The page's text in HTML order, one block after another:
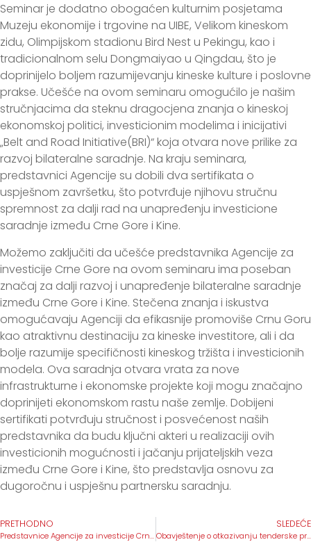
Seminar je dodatno obogaćen kulturnim posjetama
Muzeju ekonomije i trgovine na UIBE, Velikom kineskom
zidu, Olimpijskom stadionu Bird Nest u Pekingu, kao i
tradicionalnom selu Dongmaiyao u Qingdau, što je
doprinijelo boljem razumijevanju kineske kulture i poslovne
prakse. Učešće na ovom seminaru omogućilo je našim
stručnjacima da steknu dragocjena znanja o kineskoj
ekonomskoj politici, investicionim modelima i inicijativi
„Belt and Road Initiative(BRI)“ koja otvara nove prilike za
razvoj bilateralne saradnje. Na kraju seminara,
predstavnici Agencije su dobili dva sertifikata o
uspješnom završetku, što potvrđuje njihovu stručnu
spremnost za dalji rad na unapređenju investicione
saradnje između Crne Gore i Kine.
Možemo zaključiti da učešće predstavnika Agencije za
investicije Crne Gore na ovom seminaru ima poseban
značaj za dalji razvoj i unapređenje bilateralne saradnje
između Crne Gore i Kine. Stečena znanja i iskustva
omogućavaju Agenciji da efikasnije promoviše Crnu Goru
kao atraktivnu destinaciju za kineske investitore, ali i da
bolje razumije specifičnosti kineskog tržišta i investicionih
modela. Ova saradnja otvara vrata za nove
infrastrukturne i ekonomske projekte koji mogu značajno
doprinijeti ekonomskom rastu naše zemlje. Dobijeni
sertifikati potvrđuju stručnost i posvećenost naših
predstavnika da budu ključni akteri u realizaciji ovih
investicionih mogućnosti i jačanju prijateljskih veza
između Crne Gore i Kine, što predstavlja osnovu za
dugoročnu i uspješnu partnersku saradnju.
PRETHODNO
Predstavnice Agencije za investicije Crne Gore na UNECE međunarodnom forumu o javno – privatnom partnerstvu
SLEDEĆE
Obavještenje o otkazivanju tenderske procedure za poziv u okviru postupka međunarodnog ograničenog tendera za pružanje usluga u okviru projekta “Ubrzavanje investicija u Crnoj Gori” / Cancellation notice of the tender procedure for the invitation within the framework of the international limited tender procedure for the provision of services within the project “Accelerating Investments in Montenegro”